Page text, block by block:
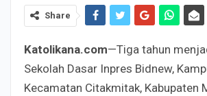
Share
Katolikana.com—Tiga tahun
Sekolah Dasar Inpres Bidnew,
Kecamatan Citakmitak, Kabupaten